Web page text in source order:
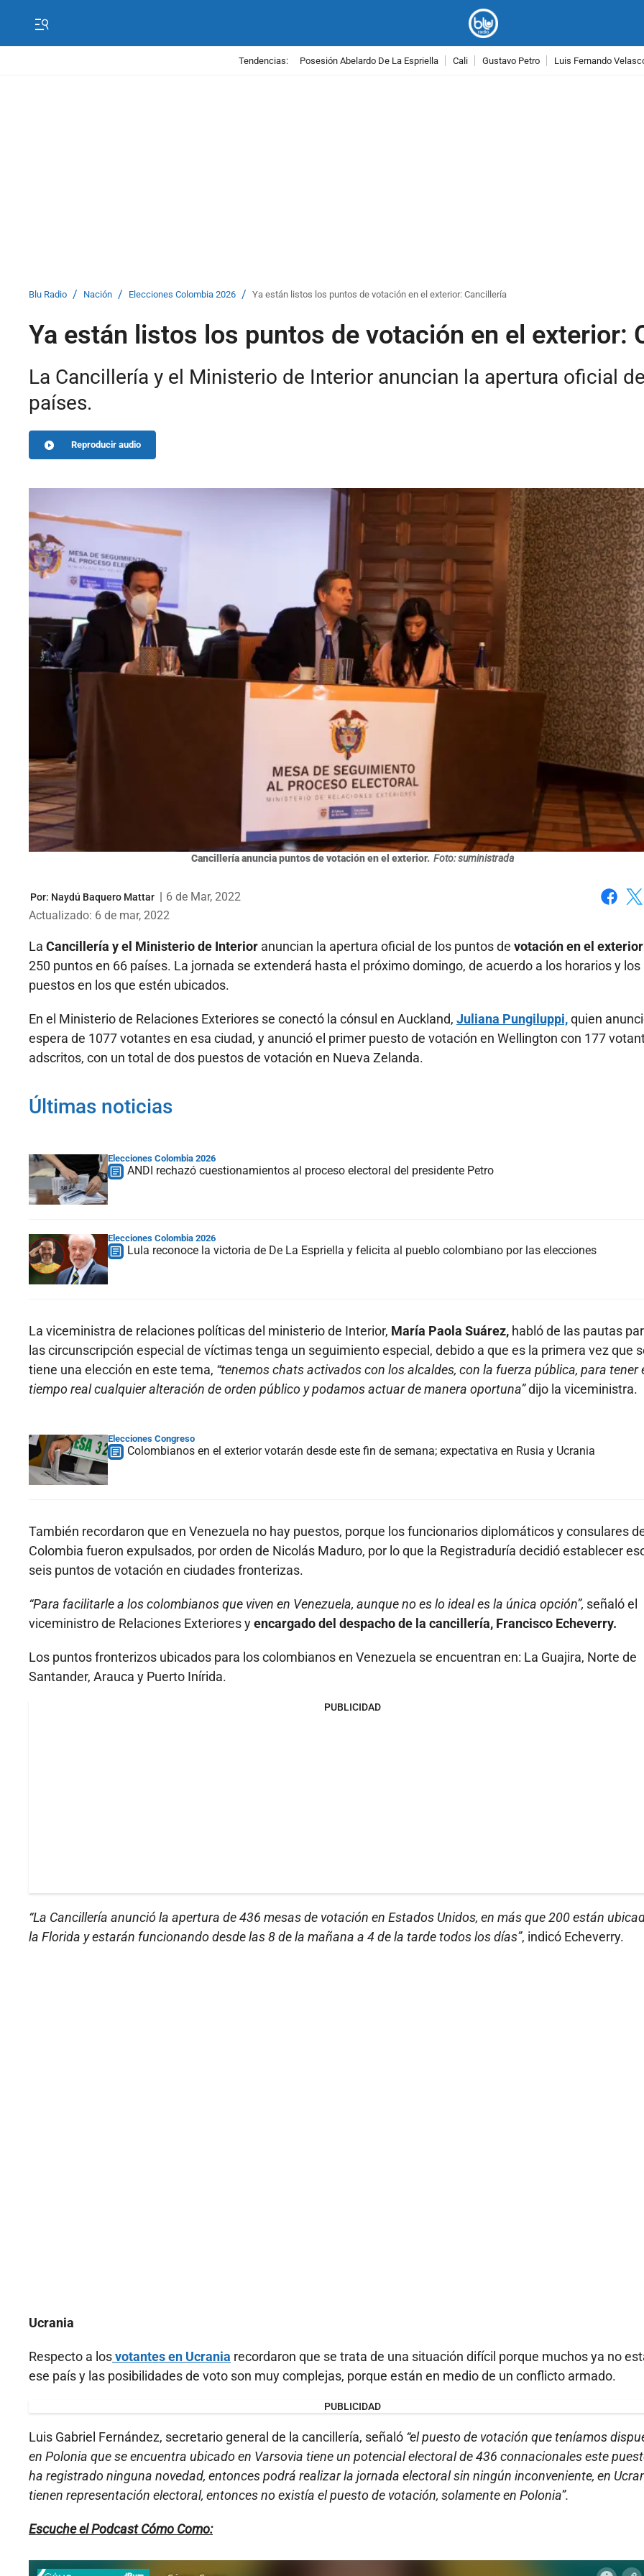
Tendencias: Posesión Abelardo De La Espriella Cali Gustavo Petro Luis Fernando
Blu Radio / Nación / Elecciones Colombia 2026 / Ya están listos los puntos de votación en el exterior: Cancillería
Ya están listos los puntos de votación en el exterior:
La Cancillería y el Ministerio de Interior anuncian la apertura oficial
países.
Reproducir audio
Cancillería anuncia puntos de votación en el exterior. Foto: suministrada
Por: Naydú Baquero Mattar | 6 de Mar, 2022
Actualizado: 6 de mar, 2022
La Cancillería y el Ministerio de Interior anuncian la apertura oficial de los puntos de votación en el exterior
250 puntos en 66 países. La jornada se extenderá hasta el próximo domingo, de acuerdo a los horarios y los
puestos en los que estén ubicados.
En el Ministerio de Relaciones Exteriores se conectó la cónsul en Auckland, Juliana Pungiluppi,quien
espera de 1077 votantes en esa ciudad, y anunció el primer puesto de votación en Wellington con 177
adscritos, con un total de dos puestos de votación en Nueva Zelanda.
Últimas noticias
Elecciones Colombia 2026
ANDI rechazó cuestionamientos al proceso electoral del presidente Petro
Elecciones Colombia 2026
Lula reconoce la victoria de De La Espriella y felicita al pueblo colombiano por las elecciones
La viceministra de relaciones políticas del ministerio de Interior, María Paola Suárez, habló de las pautas
las circunscripción especial de víctimas tenga un seguimiento especial, debido a que es la primera vez que
tiene una elección en este tema, “tenemos chats activados con los alcaldes, con la fuerza pública, para tener
tiempo real cualquier alteración de orden público y podamos actuar de manera oportuna”dijo la viceministra.
Elecciones Congreso
Colombianos en el exterior votarán desde este fin de semana; expectativa en Rusia y Ucrania
También recordaron que en Venezuela no hay puestos, porque los funcionarios diplomáticos y consulares
Colombia fueron expulsados, por orden de Nicolás Maduro, por lo que la Registraduría decidió establecer
seis puntos de votación en ciudades fronterizas.
“Para facilitarle a los colombianos que viven en Venezuela, aunque no es lo ideal es la única opción”, señaló el
viceministro de Relaciones Exteriores yencargado del despacho de la cancillería, Francisco Echeverry.
Los puntos fronterizos ubicados para los colombianos en Venezuela se encuentran en: La Guajira, Norte de
Santander, Arauca y Puerto Inírida.
PUBLICIDAD
“La Cancillería anunció la apertura de 436 mesas de votación en Estados Unidos, en más que 200 están
la Florida y estarán funcionando desde las 8 de la mañana a 4 de la tarde todos los días”, indicó Echeverry.
Ucrania
Respecto a losvotantes en Ucrania recordaron que se trata de una situación difícil porque muchos ya no
ese país y las posibilidades de voto son muy complejas, porque están en medio de un conflicto armado.
PUBLICIDAD
Luis Gabriel Fernández, secretario general de la cancillería, señaló “el puesto de votación que teníamos
en Polonia que se encuentra ubicado en Varsovia tiene un potencial electoral de 436 connacionales este
ha registrado ninguna novedad, entonces podrá realizar la jornada electoral sin ningún inconveniente, en
tienen representación electoral, entonces no existía el puesto de votación, solamente en Polonia”.
Escuche el Podcast Cómo Como: